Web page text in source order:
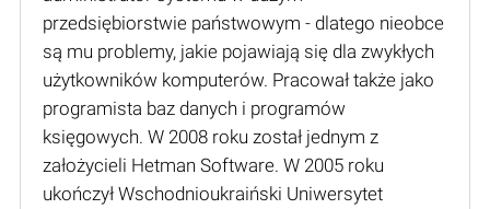
przedsiębiorstwie państwowym - dlatego nieobce
są mu problemy, jakie pojawiają się dla zwykłych
użytkowników komputerów. Pracował także jako
programista baz danych i programów
księgowych. W 2008 roku został jednym z
założycieli Hetman Software. W 2005 roku
ukończył Wschodnioukraiński Uniwersytet